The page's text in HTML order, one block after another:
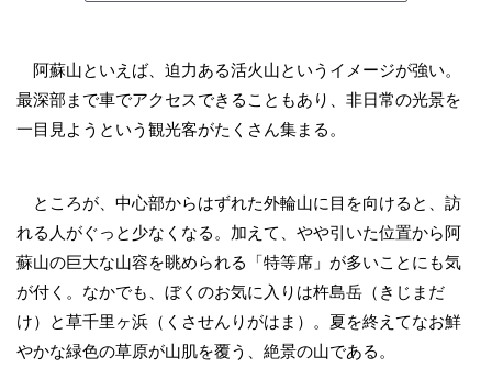
阿蘇山といえば、迫力ある活火山というイメージが強い。
最深部まで車でアクセスできることもあり、非日常の光景を
一目見ようという観光客がたくさん集まる。
ところが、中心部からはずれた外輪山に目を向けると、訪
れる人がぐっと少なくなる。加えて、やや引いた位置から阿
蘇山の巨大な山容を眺められる「特等席」が多いことにも気
が付く。なかでも、ぼくのお気に入りは杵島岳（きじまだ
け）と草千里ヶ浜（くさせんりがはま）。夏を終えてなお鮮
やかな緑色の草原が山肌を覆う、絶景の山である。